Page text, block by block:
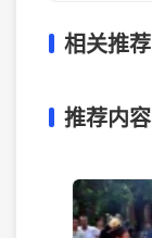
相关推荐
推荐内容